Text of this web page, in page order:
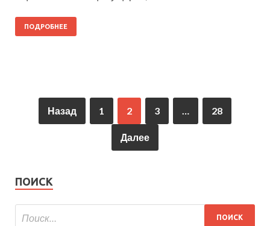
ПОДРОБНЕЕ
Назад 1 2 3 28
Далее
ПОИСК